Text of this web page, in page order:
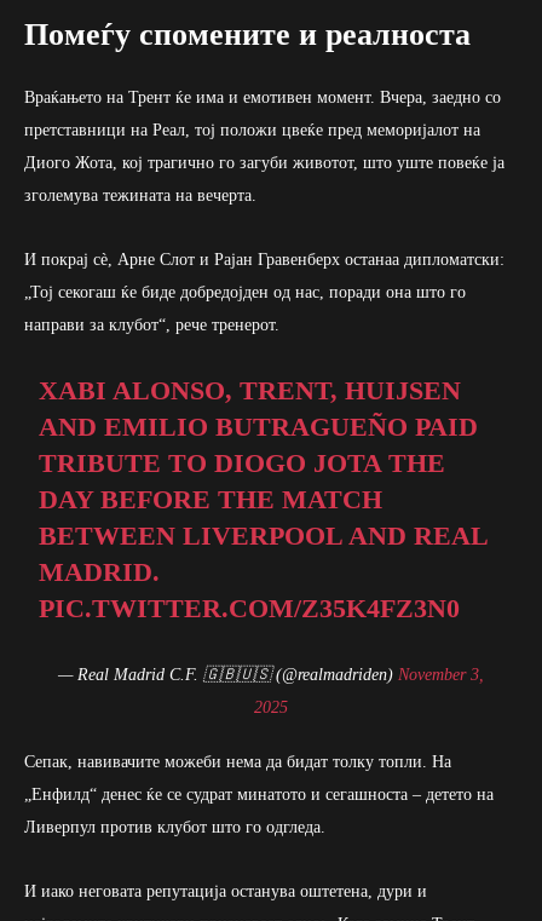
Помеѓу спомените и реалноста
Враќањето на Трент ќе има и емотивен момент. Вчера, заедно со
претставници на Реал, тој положи цвеќе пред меморијалот на
Диого Жота, кој трагично го загуби животот, што уште повеќе ја
зголемува тежината на вечерта.
И покрај сè, Арне Слот и Рајан Гравенберх останаа дипломатски:
„Тој секогаш ќе биде добредојден од нас, поради она што го
направи за клубот“, рече тренерот.
XABI ALONSO, TRENT, HUIJSEN
AND EMILIO BUTRAGUEÑO PAID
TRIBUTE TO DIOGO JOTA THE
DAY BEFORE THE MATCH
BETWEEN LIVERPOOL AND REAL
MADRID.
PIC.TWITTER.COM/Z35K4FZ3N0
— Real Madrid C.F. 🇬🇧🇺🇸 (@realmadriden) November 3,
2025
Сепак, навивачите можеби нема да бидат толку топли. На
„Енфилд“ денес ќе се судрат минатото и сегашноста – детето на
Ливерпул против клубот што го одгледа.
И иако неговата репутација останува оштетена, дури и